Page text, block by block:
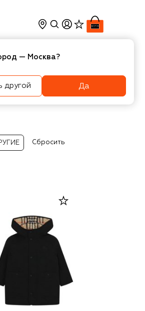
Игрушки Аксесcуары
Сбросить
— Москва?
другой Да